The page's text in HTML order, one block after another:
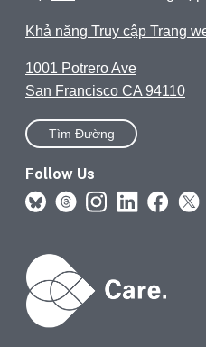
Khả năng Truy cập Trang
1001 Potrero Ave
San Francisco CA 94110
Tìm Đường
Follow Us